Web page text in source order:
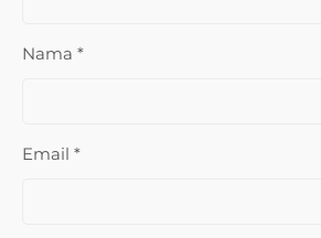
Nama *
Email *